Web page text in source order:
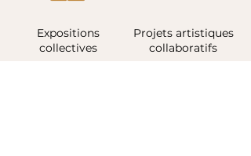
Expositions
collectives
Projets artistiques
collaboratifs